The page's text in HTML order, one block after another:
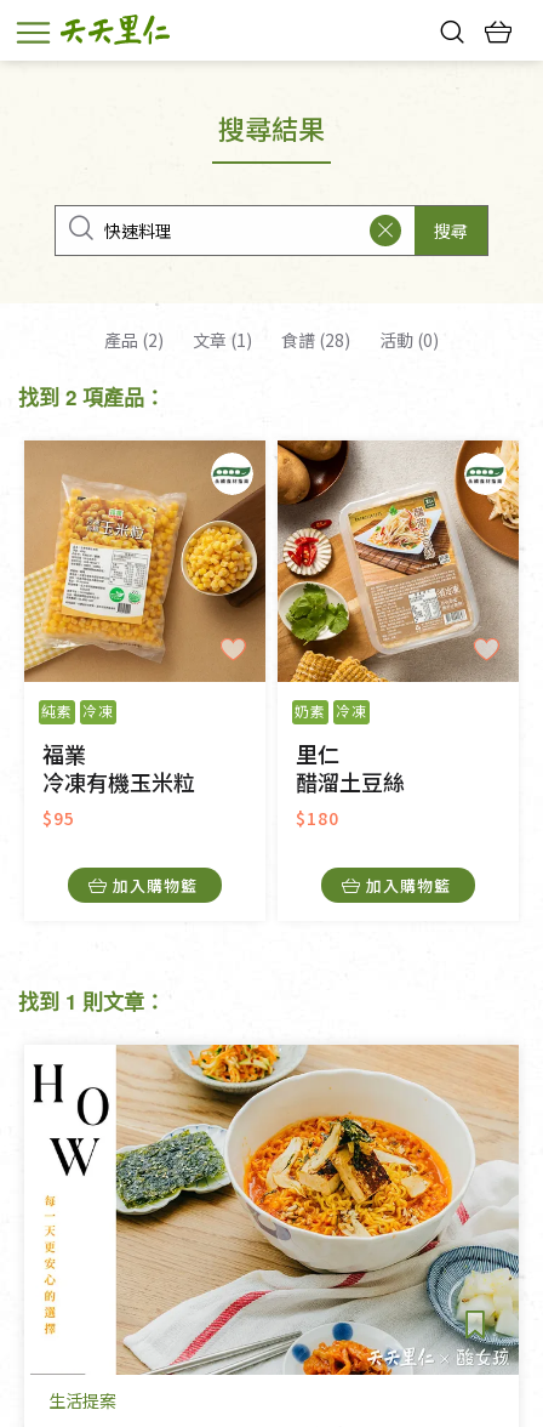
幸福節中獎名單
搜尋結果
搜尋
產品 (2) 文章 (1) 食譜 (28) 活動 (0)
找到 2 項產品：
純素 冷凍
福業
冷凍有機玉米粒
$95
加入購物籃
奶素 冷凍
里仁
醋溜土豆絲
$180
加入購物籃
找到 1 則文章：
生活提案